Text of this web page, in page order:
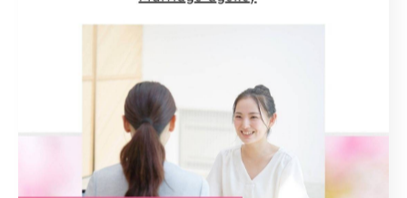
地元密着型
安心材料 婚活女性
スタイル 家庭
生き方 優先 順位 動機